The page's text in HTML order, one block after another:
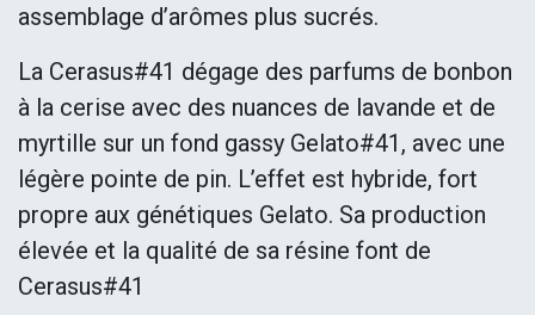
assemblage d’arômes plus sucrés.
La Cerasus#41 dégage des parfums de bonbon
à la cerise avec des nuances de lavande et de
myrtille sur un fond gassy Gelato#41, avec une
légère pointe de pin. L’effet est hybride, fort
propre aux génétiques Gelato. Sa production
élevée et la qualité de sa résine font de
Cerasus#41